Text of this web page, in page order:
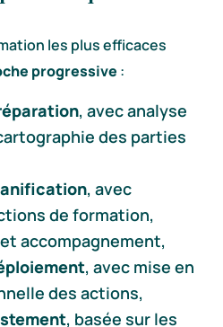
les plus efficaces
progressive :
, avec analyse
des parties
, avec
de formation,
accompagnement,
, avec mise en
des actions,
, basée sur les